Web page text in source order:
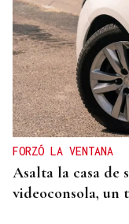
FORZÓ LA VENTANA
Asalta la casa de
videoconsola, un